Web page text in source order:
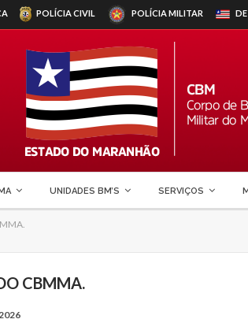
POLÍCIA CIVIL POLÍCIA MILITAR
UNIDADES BM’S SERVIÇOS
CBMMA.